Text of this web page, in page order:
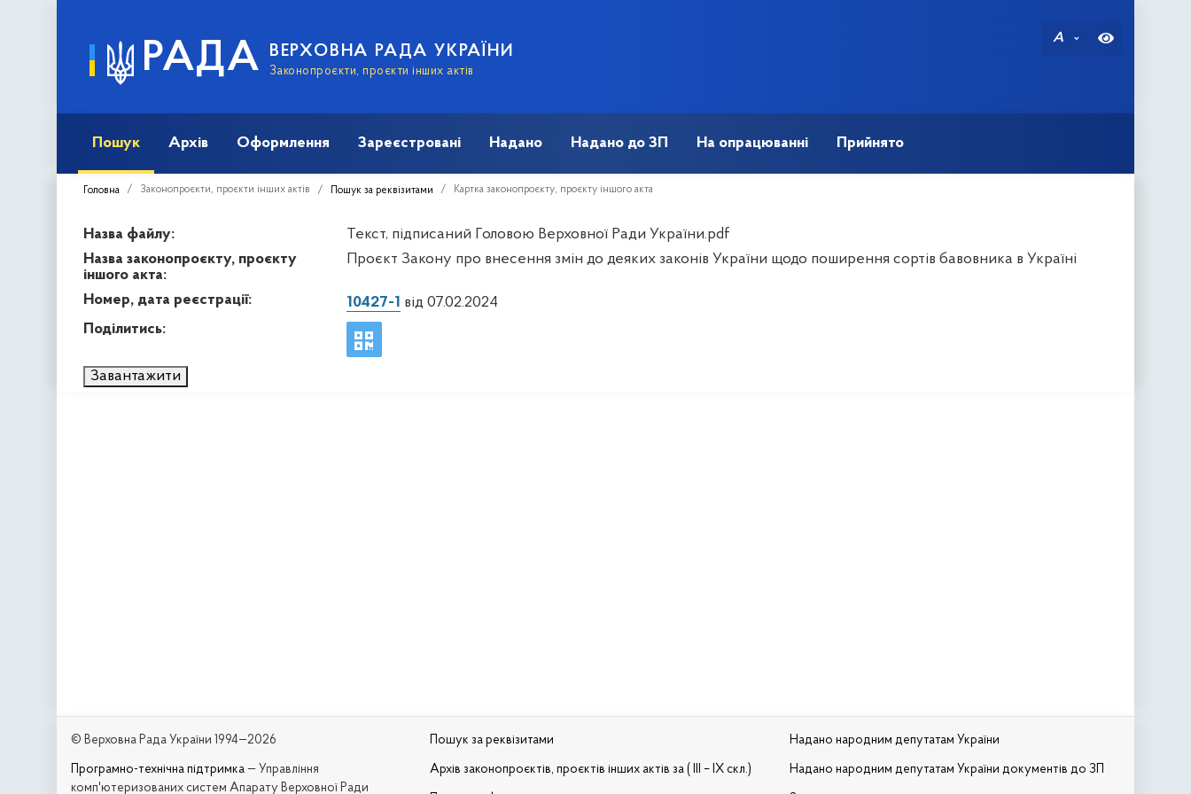
РАДА ВЕРХОВНА РАДА УКРАЇНИ
Законопроєкти, проєкти інших актів
A
Пошук Архів Оформлення Зареєстровані Надано Надано до ЗП На опрацюванні Прийнято
Головна Законопроєкти, проєкти інших актів Пошук за реквізитами Картка законопроєкту, проєкту іншого акта
Назва файлу:
Текст, підписаний Головою Верховної Ради України.pdf
Назва законопроєкту, проєкту
іншого акта:
Проєкт Закону про внесення змін до деяких законів України щодо поширення сортів бавовника в Україні
Номер, дата реєстрації: 10427-1 від 07.02.2024
Поділитись:
Завантажити
© Верховна Рада України 1994—2026
Програмно-технічна підтримка — Управління
комп'ютеризованих систем Апарату Верховної Ради
Пошук за реквізитами
Архів законопроєктів, проєктів інших актів за ( III – IX скл.)
Надано народним депутатам України
Надано народним депутатам України документів до ЗП